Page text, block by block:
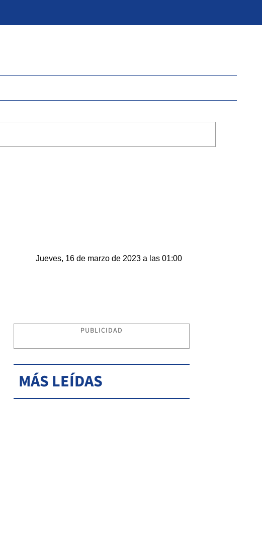
Jueves, 16 de marzo de 2023 a las 01:00
PUBLICIDAD
MÁS LEÍDAS